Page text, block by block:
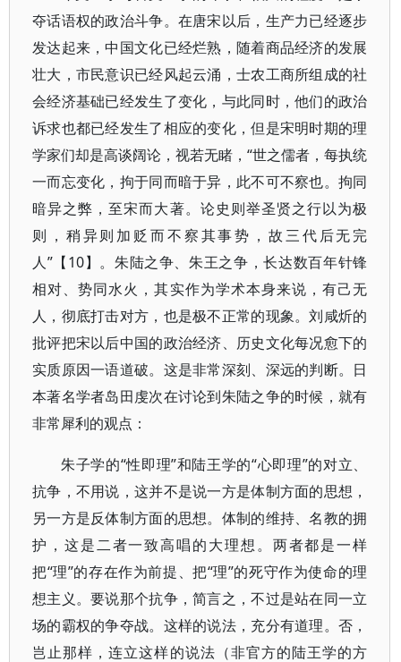
夺话语权的政治斗争。在唐宋以后，生产力已经逐步
发达起来，中国文化已经烂熟，随着商品经济的发展
壮大，市民意识已经风起云涌，士农工商所组成的社
会经济基础已经发生了变化，与此同时，他们的政治
诉求也都已经发生了相应的变化，但是宋明时期的理
学家们却是高谈阔论，视若无睹，“世之儒者，每执统
一而忘变化，拘于同而暗于异，此不可不察也。拘同
暗异之弊，至宋而大著。论史则举圣贤之行以为极
则，稍异则加贬而不察其事势，故三代后无完
人”【10】。朱陆之争、朱王之争，长达数百年针锋
相对、势同水火，其实作为学术本身来说，有己无
人，彻底打击对方，也是极不正常的现象。刘咸炘的
批评把宋以后中国的政治经济、历史文化每况愈下的
实质原因一语道破。这是非常深刻、深远的判断。日
本著名学者岛田虔次在讨论到朱陆之争的时候，就有
非常犀利的观点：
朱子学的“性即理”和陆王学的“心即理”的对立、
抗争，不用说，这并不是说一方是体制方面的思想，
另一方是反体制方面的思想。体制的维持、名教的拥
护，这是二者一致高唱的大理想。两者都是一样
把“理”的存在作为前提、把“理”的死守作为使命的理
想主义。要说那个抗争，简言之，不过是站在同一立
场的霸权的争夺战。这样的说法，充分有道理。否，
岂止那样，连立这样的说法（非官方的陆王学的方